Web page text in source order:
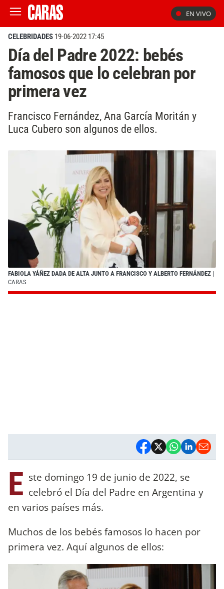
EN VIVO
CELEBRIDADES 19-06-2022 17:45
Día del Padre 2022: bebés
famosos que lo celebran por
primera vez
Francisco Fernández, Ana García Moritán y
Luca Cubero son algunos de ellos.
FABIOLA YÁÑEZ DADA DE ALTA JUNTO A FRANCISCO Y ALBERTO FERNÁNDEZ |
CARAS
E ste domingo 19 de junio de 2022, se
celebró el Día del Padre en Argentina y
en varios países más.
Muchos de los bebés famosos lo hacen por
primera vez. Aquí algunos de ellos: